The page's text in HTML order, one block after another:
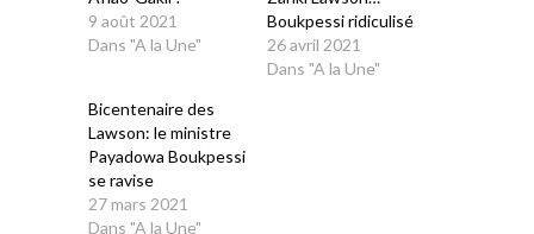
9 août 2021
Dans "A la Une"
Boukpessi ridiculisé
26 avril 2021
Dans "A la Une"
Bicentenaire des
Lawson: le ministre
Payadowa Boukpessi
se ravise
27 mars 2021
Dans "A la Une"